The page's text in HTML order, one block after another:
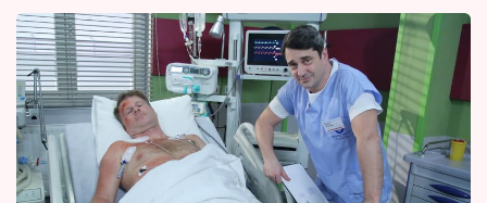
Seriály
Horoskopy
Sledujte prima+
Filmový festival Karlovy Vary